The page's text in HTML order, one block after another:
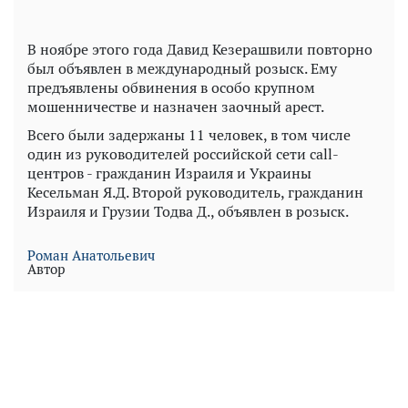
В ноябре этого года Давид Кезерашвили повторно
был объявлен в международный розыск. Ему
предъявлены обвинения в особо крупном
мошенничестве и назначен заочный арест.
Всего были задержаны 11 человек, в том числе
один из руководителей российской сети call-
центров - гражданин Израиля и Украины
Кесельман Я.Д. Второй руководитель, гражданин
Израиля и Грузии Тодва Д., объявлен в розыск.
Роман Анатольевич
Автор